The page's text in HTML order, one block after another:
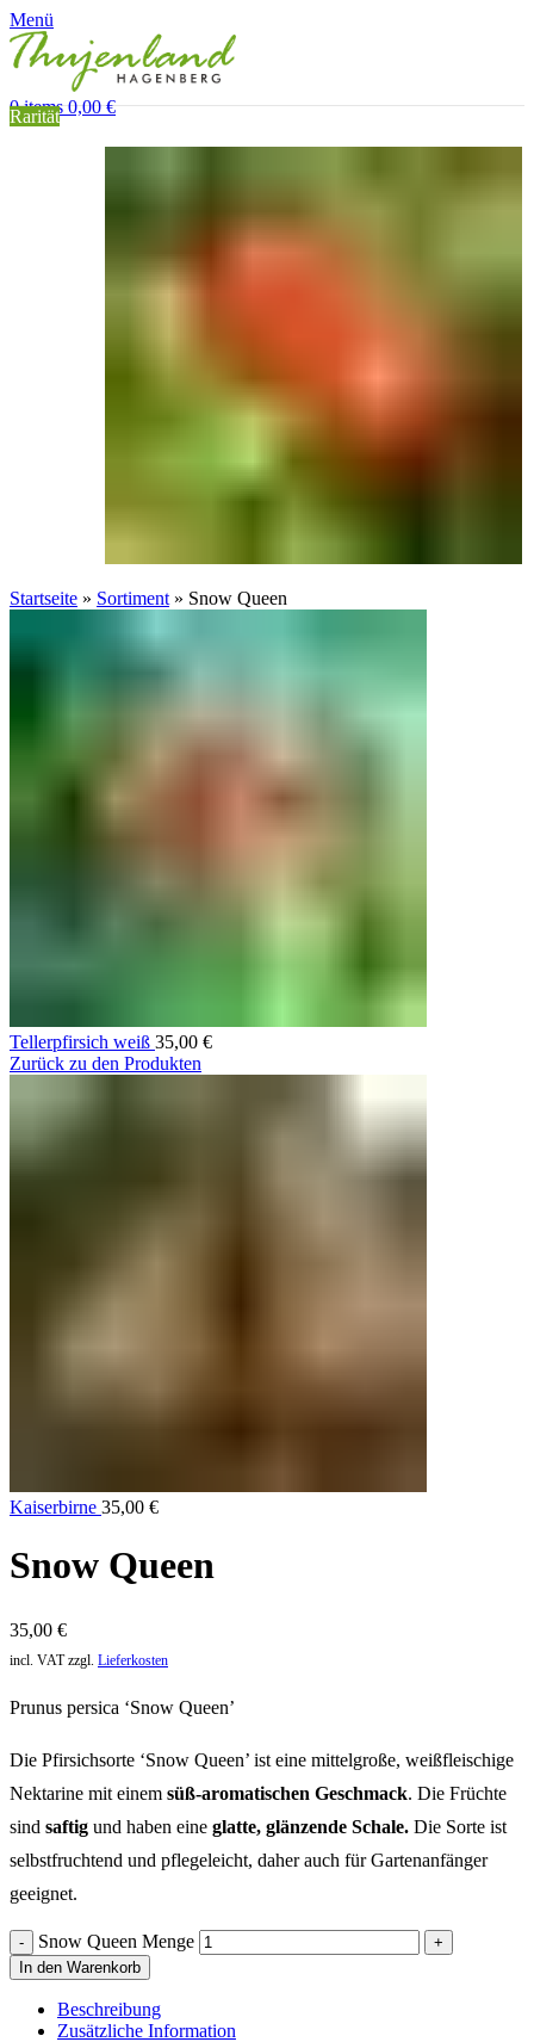
Menü
0items 0,00€
Rarität
Startseite » Sortiment » Snow Queen
Tellerpfirsich weiß 35,00 €
Zurück zu den Produkten
Kaiserbirne 35,00 €
Snow Queen
35,00 €
incl. VAT zzgl. Lieferkosten
Prunus persica ‘Snow Queen’
Die Pfirsichsorte ‘Snow Queen’ ist eine mittelgroße, weißfleischige
Nektarine mit einem süß-aromatischen Geschmack. Die Früchte
sind saftig und haben eine glatte, glänzende Schale. Die Sorte ist
selbstfruchtend und pflegeleicht, daher auch für Gartenanfänger
geeignet.
Snow Queen Menge
In den Warenkorb
Beschreibung
Zusätzliche Information